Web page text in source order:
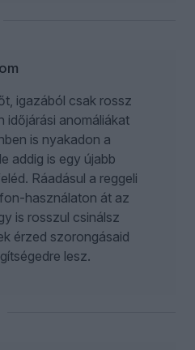
igazából csak rossz
időjárási anomáliákat
is nyakadon a
addig is egy újabb
Ráadásul a reggeli
használaton át az
is rosszul csinálsz
érzed szorongásaid
lesz.